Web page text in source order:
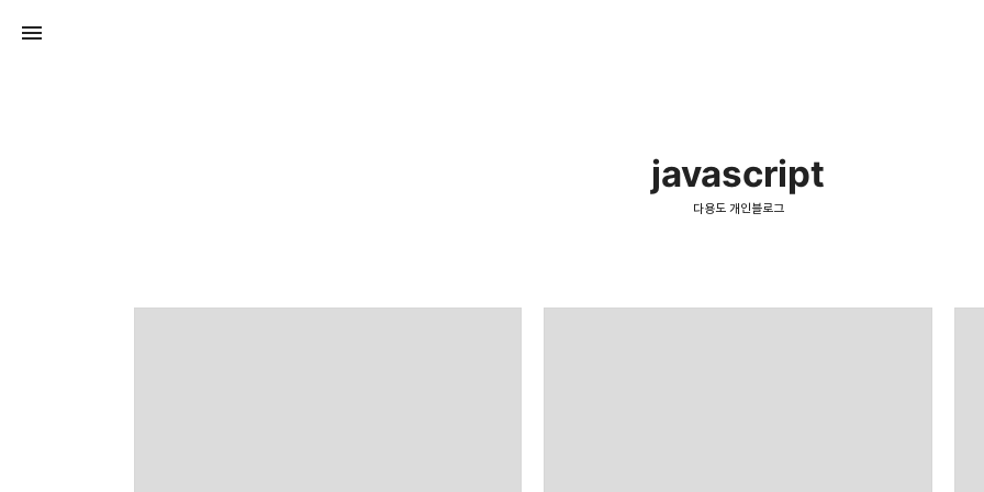
javascript
다용도 개인블로그